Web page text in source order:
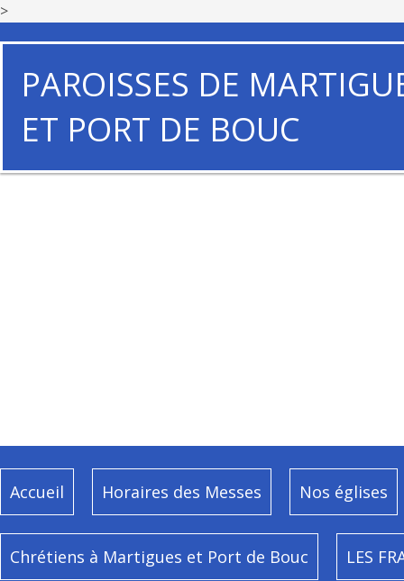
>
PAROISSES DE
ET PORT DE BOUC
Accueil Horaires des Messes Nos églises
Chrétiens à Martigues et Port de Bouc LES